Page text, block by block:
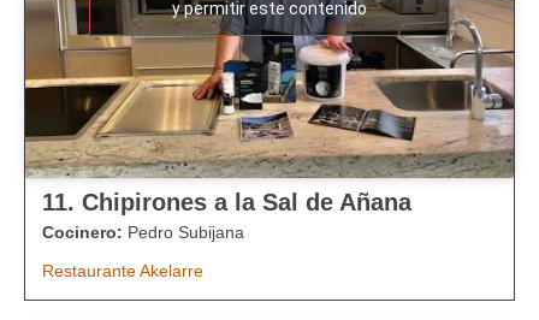
y permitir este contenido
11. Chipirones a la Sal de Añana
Cocinero: Pedro Subijana
Restaurante Akelarre